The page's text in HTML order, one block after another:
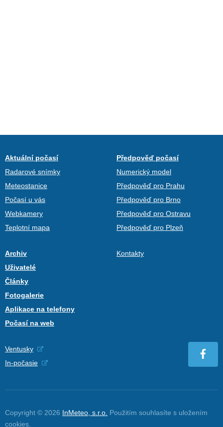
Aktuální počasí
Radarové snímky
Meteostanice
Počasí u vás
Webkamery
Teplotní mapa
Předpověď počasí
Numerický model
Předpověď pro Prahu
Předpověď pro Brno
Předpověď pro Ostravu
Předpověď pro Plzeň
Archiv
Uživatelé
Články
Fotogalerie
Aplikace na telefony
Počasí na web
Kontakty
Ventusky
In-počasie
Copyright © 2026 InMeteo, s.r.o. Použitím souhlasíte s uložením
cookies